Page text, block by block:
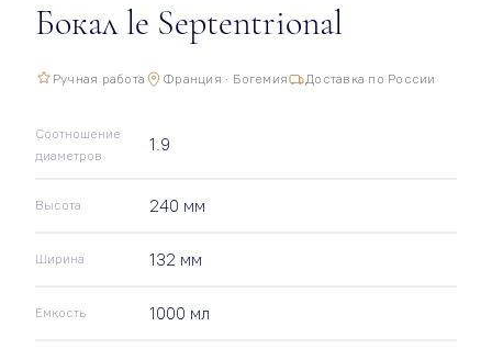
Бокал le Septentrional
Ручная работа Франция · Богемия Доставка по России
Соотношение
диаметров
1.9
Высота 240 мм
Ширина 132 мм
Емкость 1000 мл